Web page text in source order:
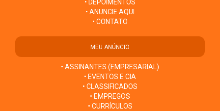
• DEPOIMENTOS
• ANUNCIE AQUI
• CONTATO
MEU ANÚNCIO
• ASSINANTES (EMPRESARIAL)
• EVENTOS E CIA
• CLASSIFICADOS
• EMPREGOS
• CURRÍCULOS